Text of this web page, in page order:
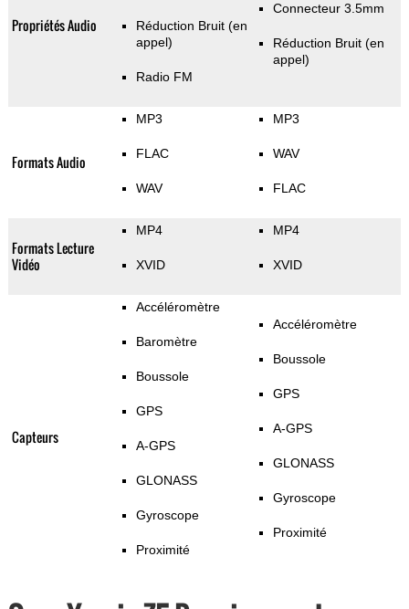
Propriétés Audio
Réduction Bruit (en
appel)
Radio FM
Connecteur 3.5mm
Réduction Bruit (en
appel)
Formats Audio
MP3
FLAC
WAV
MP3
WAV
FLAC
Formats Lecture
Vidéo
MP4
XVID
MP4
XVID
Capteurs
Accéléromètre
Baromètre
Boussole
GPS
A-GPS
GLONASS
Gyroscope
Proximité
Accéléromètre
Boussole
GPS
A-GPS
GLONASS
Gyroscope
Proximité